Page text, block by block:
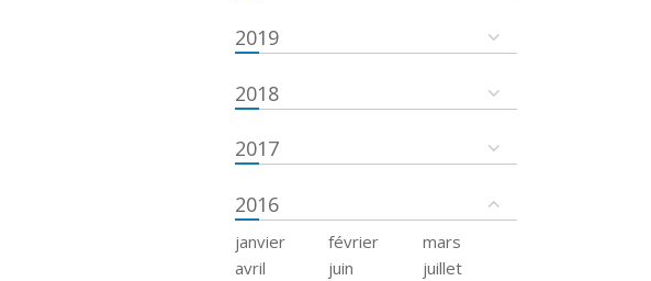
2019
2018
2017
2016
janvier février
mars
avril
juin
juillet